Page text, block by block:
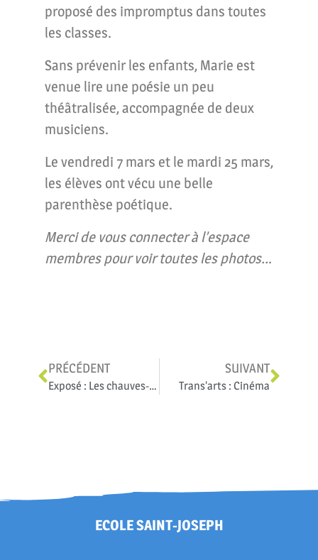
proposé des impromptus dans toutes
les classes.
Sans prévenir les enfants, Marie est
venue lire une poésie un peu
théâtralisée, accompagnée de deux
musiciens.
Le vendredi 7 mars et le mardi 25 mars,
les élèves ont vécu une belle
parenthèse poétique.
Merci de vous connecter à l’espace
membres pour voir toutes les photos...
PRÉCÉDENT
Exposé : Les chauves-souris de l’île Maurice
SUIVANT
Trans’arts : Cinéma
ECOLE SAINT-JOSEPH